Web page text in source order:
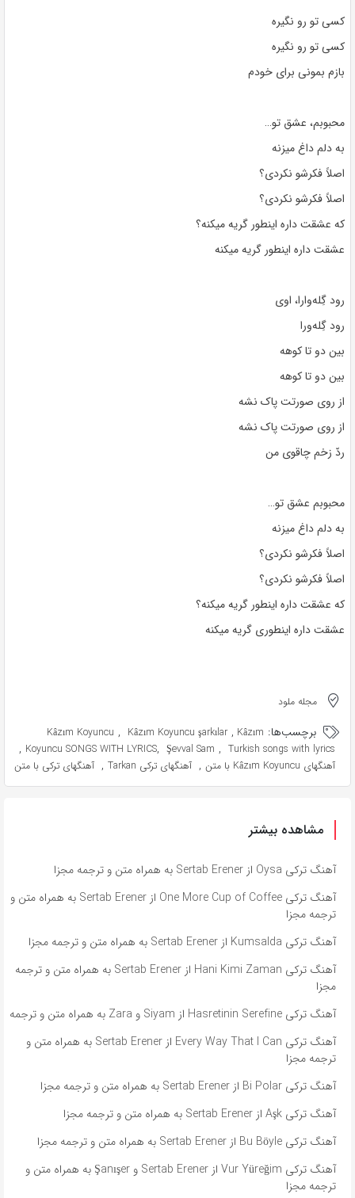
کسی تو رو نگیره
کسی تو رو نگیره
بازم بمونی برای خودم
محبوبم، عشق تو…
به دلم داغ میزنه
اصلاً فکرشو نکردی؟
اصلاً فکرشو نکردی؟
که عشقت داره اینطور گریه میکنه؟
عشقت داره اینطور گریه میکنه
رود گِله‌وارا، اوی
رود گِله‌ورا
بین دو تا کوهه
بین دو تا کوهه
از روی صورتت پاک نشه
از روی صورتت پاک نشه
ردّ زخم چاقوی من
محبوبم عشق تو…
به دلم داغ میزنه
اصلاً فکرشو نکردی؟
اصلاً فکرشو نکردی؟
که عشقت داره اینطور گریه میکنه؟
عشقت داره اینطوری گریه میکنه
مجله ملود
برچسب‌ها: Kâzım Koyuncu , Kâzım Koyuncu şarkılar , Kâzım
Koyuncu SONGS WITH LYRICS, Şevval Sam , Turkish songs with lyrics
,
آهنگهای Kâzım Koyuncu با متن , آهنگهای ترکی Tarkan , آهنگهای ترکی با متن
مشاهده بیشتر
آهنگ ترکی Oysa از Sertab Erener به همراه متن و ترجمه مجزا
آهنگ ترکی One More Cup of Coffee از Sertab Erener به همراه متن و
ترجمه مجزا
آهنگ ترکی Kumsalda از Sertab Erener به همراه متن و ترجمه مجزا
آهنگ ترکی Hani Kimi Zaman از Sertab Erener به همراه متن و ترجمه
مجزا
آهنگ ترکی Hasretinin Serefine از Siyam و Zara به همراه متن و ترجمه
آهنگ ترکی Every Way That I Can از Sertab Erener به همراه متن و
ترجمه مجزا
آهنگ ترکی Bi Polar از Sertab Erener به همراه متن و ترجمه مجزا
آهنگ ترکی Aşk از Sertab Erener به همراه متن و ترجمه مجزا
آهنگ ترکی Bu Böyle از Sertab Erener به همراه متن و ترجمه مجزا
آهنگ ترکی Vur Yüreğim از Sertab Erener و Şanışer به همراه متن و
ترجمه مجزا